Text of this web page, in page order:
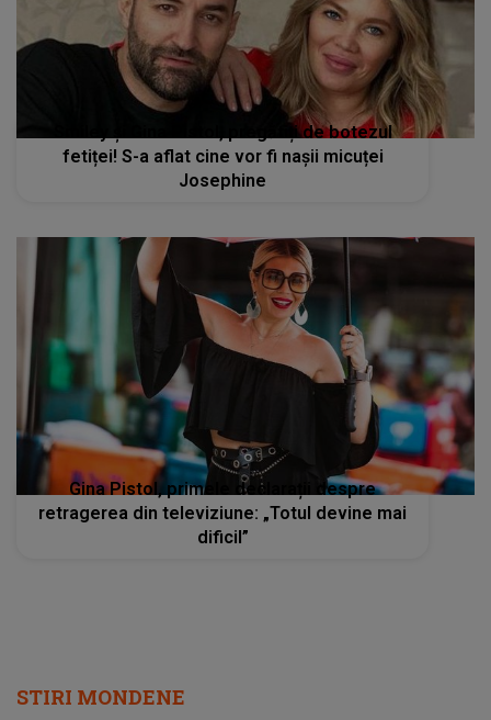
Smiley și Gina Pistol, pregătiți de botezul
fetiței! S-a aflat cine vor fi nașii micuței
Josephine
Gina Pistol, primele declarații despre
retragerea din televiziune: „Totul devine mai
dificil”
STIRI MONDENE